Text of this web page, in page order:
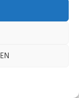
und fährt
Ortung